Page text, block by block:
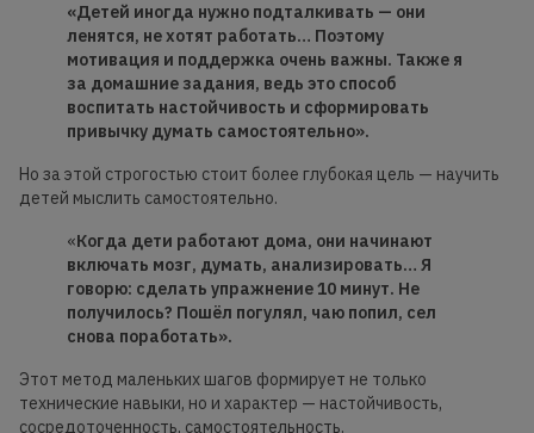
«Детей иногда нужно подталкивать — они
ленятся, не хотят работать… Поэтому
мотивация и поддержка очень важны. Также я
за домашние задания, ведь это способ
воспитать настойчивость и сформировать
привычку думать самостоятельно».
Но за этой строгостью стоит более глубокая цель — научить
детей мыслить самостоятельно.
«Когда дети работают дома, они начинают
включать мозг, думать, анализировать… Я
говорю: сделать упражнение 10 минут. Не
получилось? Пошёл погулял, чаю попил, сел
снова поработать».
Этот метод маленьких шагов формирует не только
технические навыки, но и характер — настойчивость,
сосредоточенность, самостоятельность.